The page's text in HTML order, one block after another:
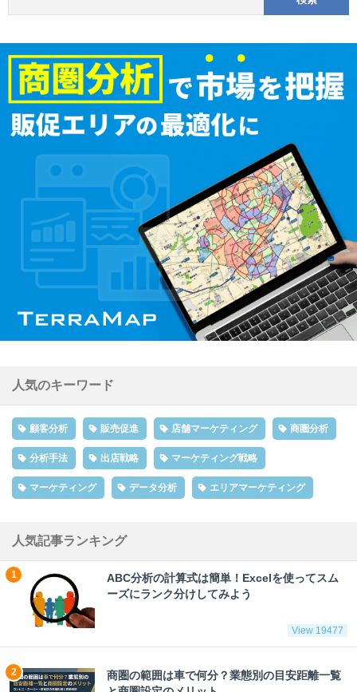
人気のキーワード
顧客分析 販売促進 店舗マーケティング 商圏分析
分析手法 出店戦略 マーケティング戦略
マーケティング データ分析 エリアマーケティング
人気記事ランキング
ABC分析の計算式は簡単！Excelを使ってスム
ーズにランク分けしてみよう
View 19477
商圏の範囲は車で何分？業態別の目安距離一覧